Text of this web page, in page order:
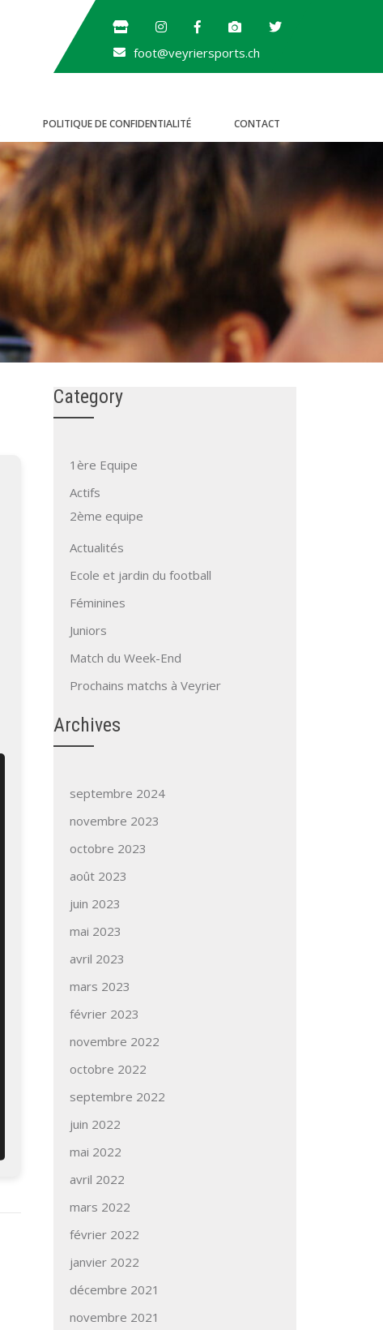
foot@veyriersports.ch
POLITIQUE DE CONFIDENTIALITÉ CONTACT
Category
1ère Equipe
Actifs
2ème equipe
Actualités
Ecole et jardin du football
Féminines
Juniors
Match du Week-End
Prochains matchs à Veyrier
Archives
septembre 2024
novembre 2023
octobre 2023
août 2023
juin 2023
mai 2023
avril 2023
mars 2023
février 2023
novembre 2022
octobre 2022
septembre 2022
juin 2022
mai 2022
avril 2022
mars 2022
février 2022
janvier 2022
décembre 2021
novembre 2021